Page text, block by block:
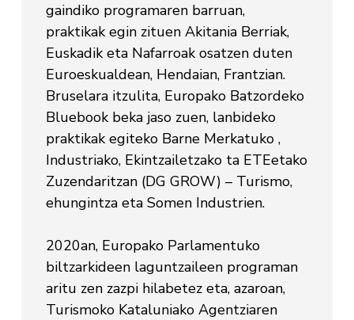
gaindiko programaren barruan,
praktikak egin zituen Akitania Berriak,
Euskadik eta Nafarroak osatzen duten
Euroeskualdean, Hendaian, Frantzian.
Bruselara itzulita, Europako Batzordeko
Bluebook beka jaso zuen, lanbideko
praktikak egiteko Barne Merkatuko ,
Industriako, Ekintzailetzako ta ETEetako
Zuzendaritzan (DG GROW) – Turismo,
ehungintza eta Somen Industrien.
2020an, Europako Parlamentuko
biltzarkideen laguntzaileen programan
aritu zen zazpi hilabetez eta, azaroan,
Turismoko Kataluniako Agentziaren